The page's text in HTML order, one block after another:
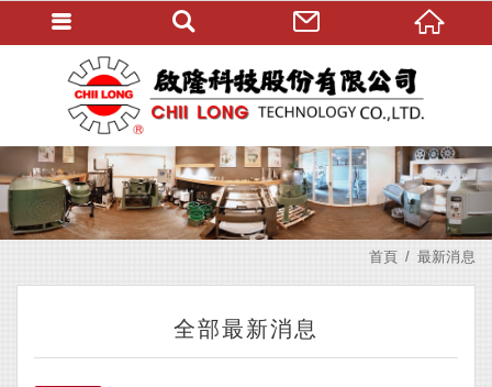
首頁 最新消息
全部最新消息